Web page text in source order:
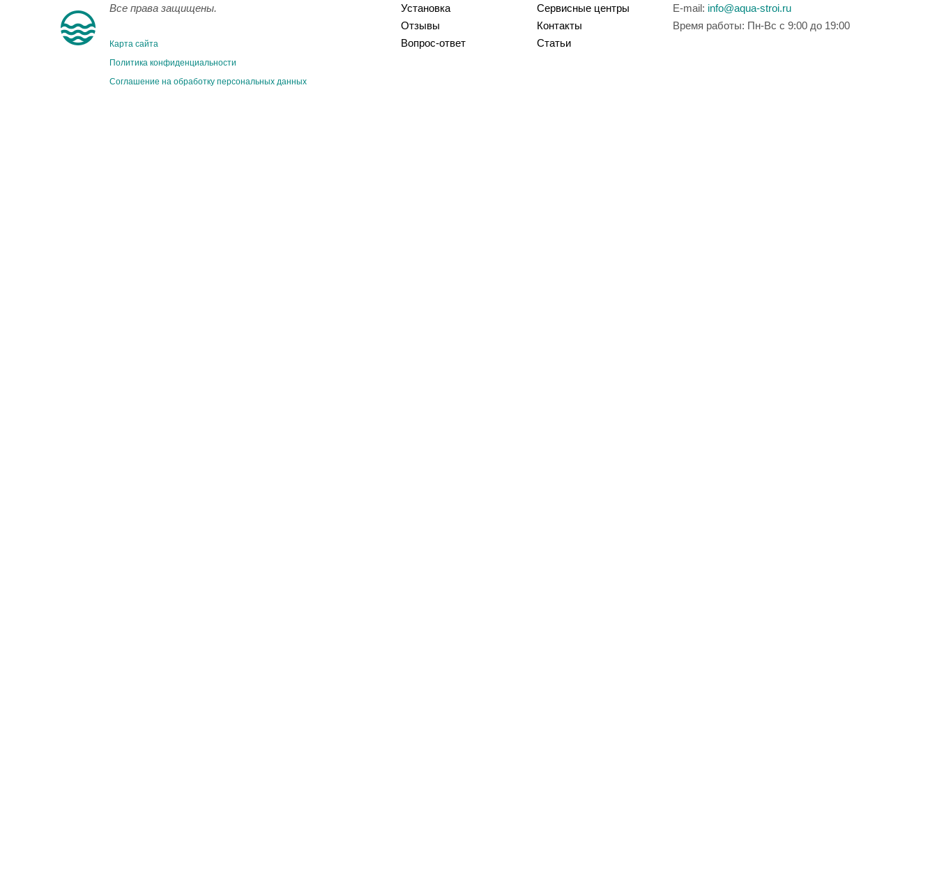
Все права защищены.
Карта сайта
Политика конфиденциальности
Соглашение на обработку персональных данных
Установка
Отзывы
Вопрос-ответ
Сервисные центры
Контакты
Статьи
E-mail: info@aqua-stroi.ru
Время работы: Пн-Вс с 9:00 до 19:00